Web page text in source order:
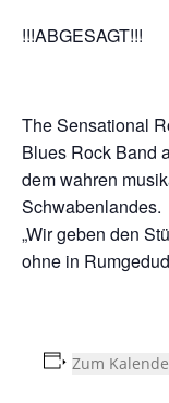
!!!ABGESAGT!!!
The Sensational
Blues Rock Band
dem wahren
Schwabenlandes.
„Wir geben den
ohne in
Zum